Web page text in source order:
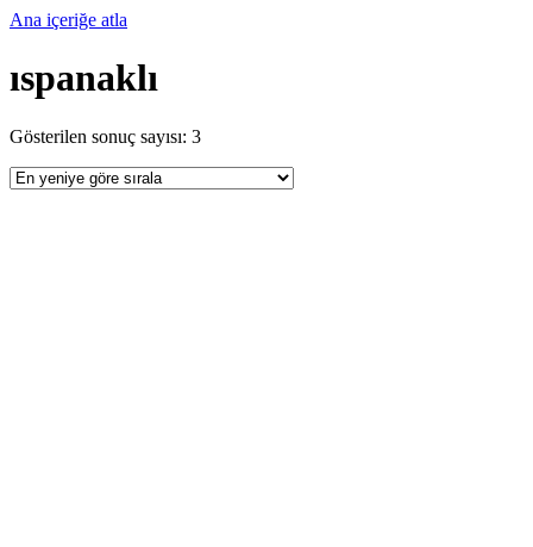
Ana içeriğe atla
ıspanaklı
Gösterilen sonuç sayısı: 3